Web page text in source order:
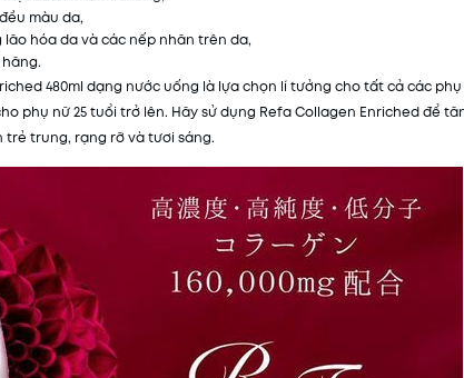
màu da,
hóa da và các nếp nhăn trên da,
480ml dạng nước uống là lựa chọn lí tưởng cho tất cả các
phụ nữ 25 tuổi trở lên. Hãy sử dụng Refa Collagen Enriched để
trẻ trung, rạng rỡ và tươi sáng.